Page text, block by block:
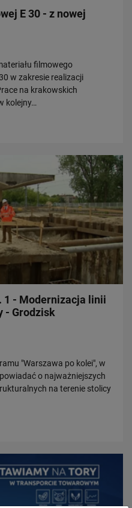
E 30 - z nowej
filmowego
w zakresie realizacji
na krakowskich
kolejny…
1 - Modernizacja linii
- Grodzisk
"Warszawa po kolei", w
o najważniejszych
na terenie stolicy